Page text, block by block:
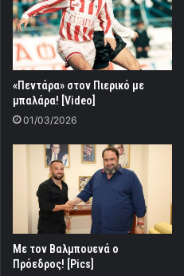
«Πεντάρα» στον Πιερικό με
μπαλάρα! [Video]
01/03/2026
Με τον Βαλμπουενά ο
Πρόεδρος! [Pics]